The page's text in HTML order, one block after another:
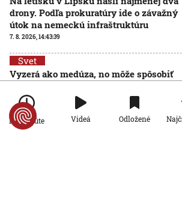
drony. Podľa prokuratúry ide o závažný
útok na nemeckú infraštruktúru
7. 8. 2026, 14:43:39
Svet
Vyzerá ako medúza, no môže spôsobiť
portugalská zatvára pláže vo
Francúzsku aj Španielsku
7. 8. 2026, 13:15:11
Po minúte Videá Odložené